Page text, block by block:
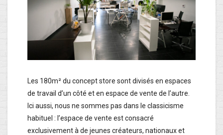
Les 180m² du concept store sont divisés en espaces
de travail d’un côté et en espace de vente de l’autre.
Ici aussi, nous ne sommes pas dans le classicisme
habituel : l’espace de vente est consacré
exclusivement à de jeunes créateurs, nationaux et